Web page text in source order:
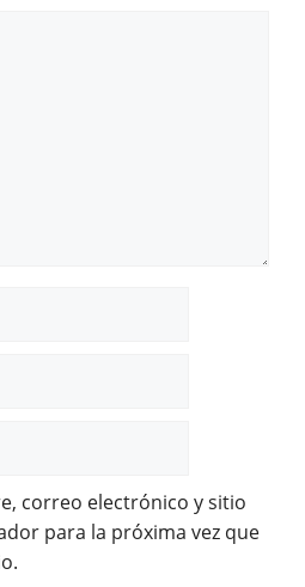
correo electrónico y sitio
para la próxima vez que